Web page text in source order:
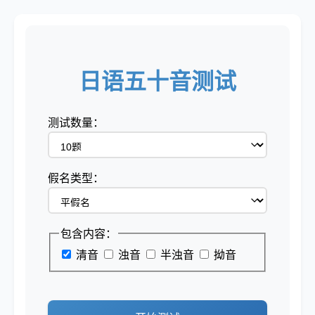
日语五十音测试
测试数量：
假名类型：
包含内容：
清音
浊音 半浊音 拗音